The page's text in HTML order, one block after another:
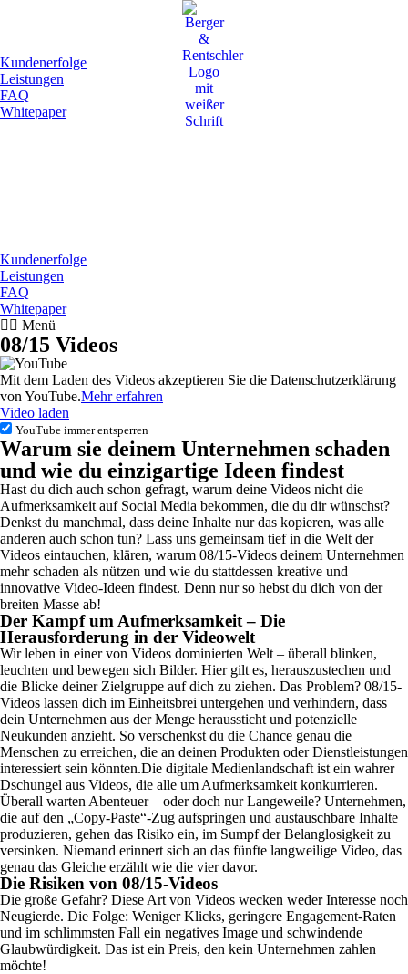
Kundenerfolge
Leistungen
FAQ
Whitepaper
Menü
Kundenerfolge
Leistungen
FAQ
Whitepaper
08/15 Videos
Mit dem Laden des Videos akzeptieren Sie die Datenschutzerklärung
von YouTube.Mehr erfahren
Video laden
YouTube immer entsperren
Warum sie deinem Unternehmen schaden
und wie du einzigartige Ideen findest
Hast du dich auch schon gefragt, warum deine Videos nicht die
Aufmerksamkeit auf Social Media bekommen, die du dir wünschst?
Denkst du manchmal, dass deine Inhalte nur das kopieren, was alle
anderen auch schon tun? Lass uns gemeinsam tief in die Welt der
Videos eintauchen, klären, warum 08/15-Videos deinem Unternehmen
mehr schaden als nützen und wie du stattdessen kreative und
innovative Video-Ideen findest. Denn nur so hebst du dich von der
breiten Masse ab!
Der Kampf um Aufmerksamkeit – Die
Herausforderung in der Videowelt
Wir leben in einer von Videos dominierten Welt – überall blinken,
leuchten und bewegen sich Bilder. Hier gilt es, herauszustechen und
die Blicke deiner Zielgruppe auf dich zu ziehen. Das Problem? 08/15-
Videos lassen dich im Einheitsbrei untergehen und verhindern, dass
dein Unternehmen aus der Menge heraussticht und potenzielle
Neukunden anzieht. So verschenkst du die Chance genau die
Menschen zu erreichen, die an deinen Produkten oder Dienstleistungen
interessiert sein könnten.Die digitale Medienlandschaft ist ein wahrer
Dschungel aus Videos, die alle um Aufmerksamkeit konkurrieren.
Überall warten Abenteuer – oder doch nur Langeweile? Unternehmen,
die auf den „Copy-Paste“-Zug aufspringen und austauschbare Inhalte
produzieren, gehen das Risiko ein, im Sumpf der Belanglosigkeit zu
versinken. Niemand erinnert sich an das fünfte langweilige Video, das
genau das Gleiche erzählt wie die vier davor.
Die Risiken von 08/15-Videos
Die große Gefahr? Diese Art von Videos wecken weder Interesse noch
Neugierde. Die Folge: Weniger Klicks, geringere Engagement-Raten
und im schlimmsten Fall ein negatives Image und schwindende
Glaubwürdigkeit. Das ist ein Preis, den kein Unternehmen zahlen
möchte!